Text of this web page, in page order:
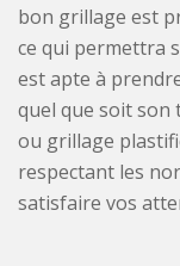
bon grillage est
ce qui permettra
est apte à
quel que soit son
ou grillage
respectant les
satisfaire vos